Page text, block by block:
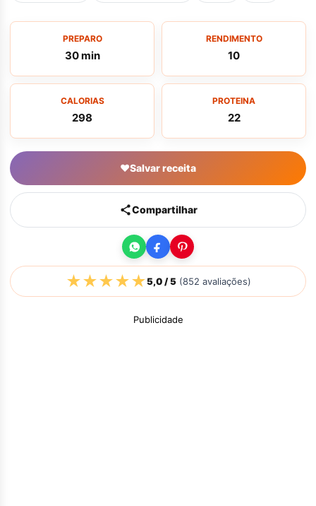
PREPARO
30 min
RENDIMENTO
10
CALORIAS
298
PROTEINA
22
♥Salvar receita
Compartilhar
★★★★★5,0/ 5(852 avaliações)
Publicidade